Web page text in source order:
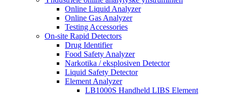
Online Liquid Analyzer
Online Gas Analyzer
Testing Accessories
On-site Rapid Detectors
Drug Identifier
Food Safety Analyzer
Narkotika / eksplosiven Detector
Liquid Safety Detector
Element Analyzer
LB1000S Handheld LIBS Element